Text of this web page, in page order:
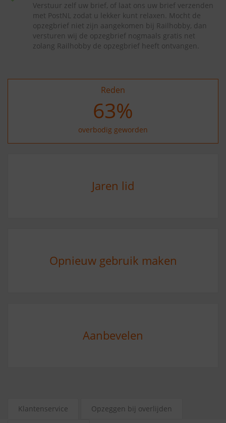
Verstuur zelf uw brief, of laat ons uw brief verzenden
met PostNL zodat u lekker kunt relaxen. Mocht de
opzegbrief niet zijn aangekomen bij Railhobby, dan
versturen wij de opzegbrief nogmaals gratis net
zolang Railhobby de opzegbrief heeft ontvangen.
Reden
74%
overbodig geworden
Jaren lid
Opnieuw gebruik maken
Aanbevelen
Klantenservice Opzeggen bij overlijden